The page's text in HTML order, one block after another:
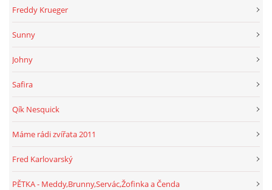
Freddy Krueger
Sunny
Johny
Safira
Qík Nesquick
Máme rádi zvířata 2011
Fred Karlovarský
PĚTKA - Meddy,Brunny,Servác,Žofinka a Čenda